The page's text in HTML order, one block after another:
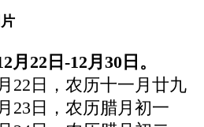
月22日-12月30日。
22日，农历十一月廿九
23日，农历腊月初一